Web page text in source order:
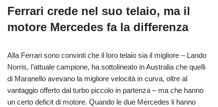
Ferrari crede nel suo telaio, ma il
motore Mercedes fa la differenza
Alla Ferrari sono convinti che il loro telaio sia il migliore – Lando
Norris, l’attuale campione, ha sottolineato in Australia che quelli
di Maranello avevano la migliore velocità in curva, oltre al
vantaggio offerto dal turbo piccolo in partenza – ma che hanno
un certo deficit di motore. Quando le due Mercedes li hanno